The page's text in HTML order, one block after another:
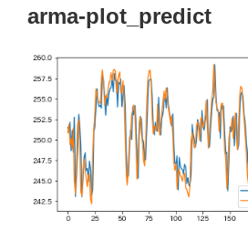
arma-plot_predict